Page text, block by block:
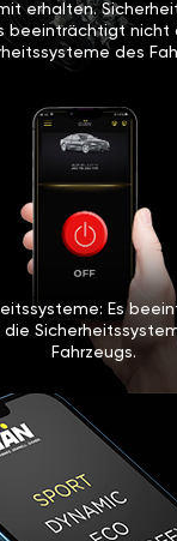
erhalten.
beeinträchtigt nicht
des
Es
die
Fahrzeugs.